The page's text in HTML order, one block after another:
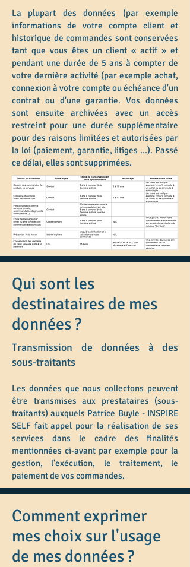
La plupart des données (par exemple
informations de votre compte client et
historique de commandes sont conservées
tant que vous êtes un client « actif » et
pendant une durée de 5 ans à compter de
votre dernière activité (par exemple achat,
connexion à votre compte ou échéance d'un
contrat ou d'une garantie. Vos données
sont ensuite archivées avec un accès
restreint pour une durée supplémentaire
pour des raisons limitées et autorisées par
la loi (paiement, garantie, litiges ...). Passé
ce délai, elles sont supprimées.
Qui sont les
destinataires de mes
données ?
Transmission de données à des
sous-traitants
Les données que nous collectons peuvent
être transmises aux prestataires (sous-
traitants) auxquels Patrice Buyle - INSPIRE
SELF fait appel pour la réalisation de ses
services dans le cadre des finalités
mentionnées ci-avant par exemple pour la
gestion, l'exécution, le traitement, le
paiement de vos commandes.
Comment exprimer
mes choix sur l'usage
de mes données ?